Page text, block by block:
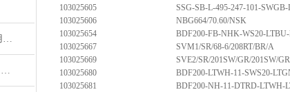
Phoenix电源在工业领域的应用与优势
Murr电源是什么类型的电源，主要用于哪些领域？
103025605
SSG-SB-L-495-247-101-SWGB-
103025606
NBG664/70.60/NSK
103025654
BDF200-FB-NHK-WS20-
103025667
SVM1/SR/68-6/208RT/BR/A
103025669
SVE2/SR/201SW/GR/201SW/
103025680
BDF200-LTWH-11-SWS20-
103025681
BDF200-NH-11-DTRD-LTWH-